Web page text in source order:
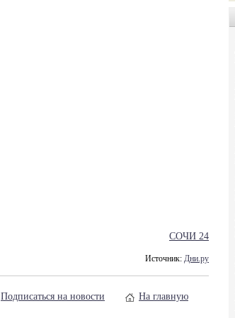
СОЧИ 24
Источник: Дни.ру
Подписаться на новости На главную